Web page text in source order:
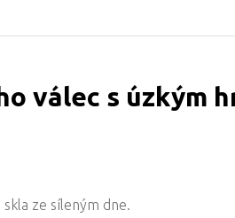
válec s úzkým
ze síleným dne.